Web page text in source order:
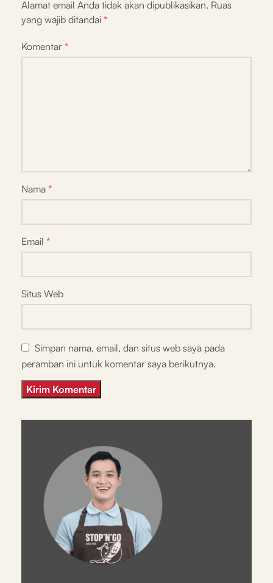
Alamat email Anda tidak akan dipublikasikan. Ruas
yang wajib ditandai *
Komentar *
Nama *
Email *
Situs Web
Simpan nama, email, dan situs web saya pada
peramban ini untuk komentar saya berikutnya.